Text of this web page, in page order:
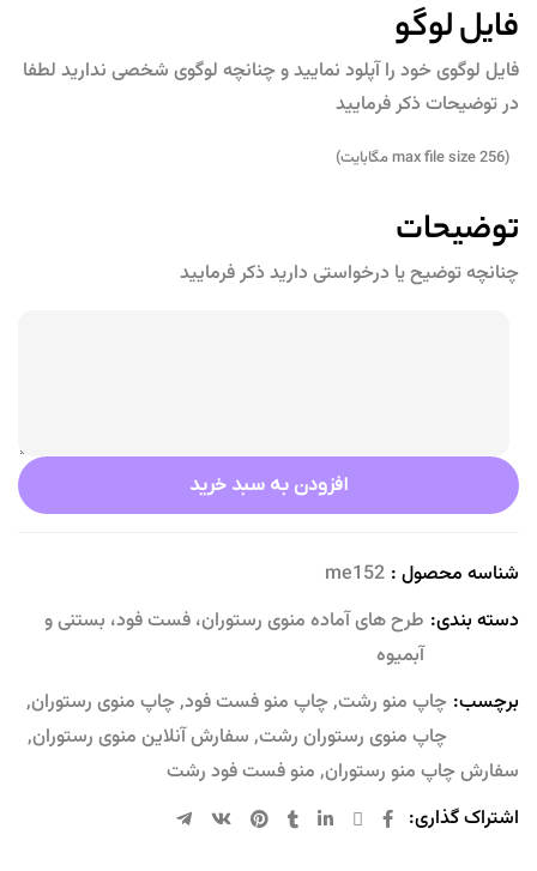
فایل لوگو
فایل لوگوی خود را آپلود نمایید و چنانچه لوگوی شخصی ندارید لطفا
در توضیحات ذکر فرمایید
(max file size 256 مگابایت)
توضیحات
چنانچه توضیح یا درخواستی دارید ذکر فرمایید
افزودن به سبد خرید
شناسه محصول : me152
دسته بندی: طرح های آماده منوی رستوران، فست فود، بستنی و
آبمیوه
برچسب: چاپ منو رشت,چاپ منو فست فود,چاپ منوی رستوران,
چاپ منوی رستوران رشت, سفارش آنلاین منوی رستوران,
سفارش چاپ منو رستوران, منو فست فود رشت
اشتراک گذاری: